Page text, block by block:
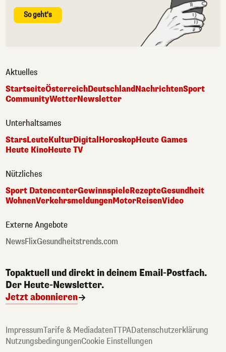
So geht's
Aktuelles
StartseiteÖsterreichDeutschlandNachrichtenSport
CommunityWetterNewsletter
Unterhaltsames
StarsLeuteKulturDigitalHoroskopHeute Games
Heute KinoHeute TV
Nützliches
Sport DatencenterGewinnspieleRezepteGesundheit
WohnenVerkehrsmeldungenMotorReisenVideo
Externe Angebote
NewsFlixGesundheitstrends.com
Topaktuell und direkt in deinem Email-Postfach.
Der Heute-Newsletter.
Jetzt abonnieren
ImpressumTarife & MediadatenTTPADatenschutzerklärung
NutzungsbedingungenCookie Einstellungen